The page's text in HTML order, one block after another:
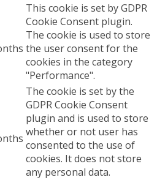
This cookie is set by GDPR
Cookie Consent plugin.
The cookie is used to store
the user consent for the
cookies in the category
"Performance".
The cookie is set by the
GDPR Cookie Consent
plugin and is used to store
whether or not user has
consented to the use of
cookies. It does not store
any personal data.